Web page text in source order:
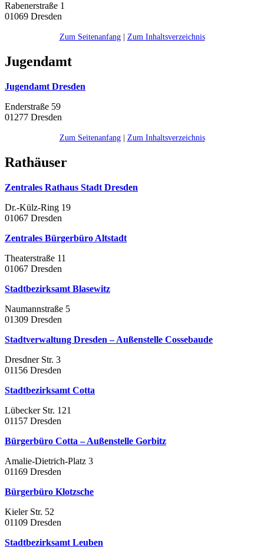
Rabenerstraße 1
01069 Dresden
Zum Seitenanfang| Zum Inhaltsverzeichnis
Jugendamt
Jugendamt Dresden
Enderstraße 59
01277 Dresden
Zum Seitenanfang| Zum Inhaltsverzeichnis
Rathäuser
Zentrales Rathaus Stadt Dresden
Dr.-Külz-Ring 19
01067 Dresden
Zentrales Bürgerbüro Altstadt
Theaterstraße 11
01067 Dresden
Stadtbezirksamt Blasewitz
Naumannstraße 5
01309 Dresden
Stadtverwaltung Dresden – Außenstelle Cossebaude
Dresdner Str. 3
01156 Dresden
Stadtbezirksamt Cotta
Lübecker Str. 121
01157 Dresden
Bürgerbüro Cotta – Außenstelle Gorbitz
Amalie-Dietrich-Platz 3
01169 Dresden
Bürgerbüro Klotzsche
Kieler Str. 52
01109 Dresden
Stadtbezirksamt Leuben